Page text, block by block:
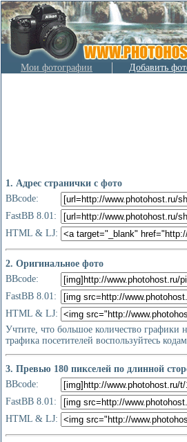
Мои фотографии
Добавить
1. Адрес странички с фото
BBcode:
FastBB 8.01:
HTML & LJ:
2. Оригинальное фото
BBcode:
FastBB 8.01:
HTML & LJ:
Учтите, что большое количество графики
трафика посетителей воспользуйтесь
3. Превью 180 пикселей по длинной
BBcode:
FastBB 8.01:
HTML & LJ: